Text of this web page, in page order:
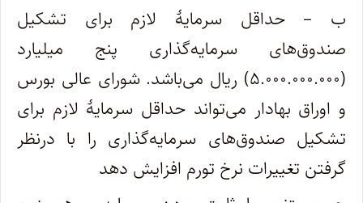
ب – حداقل سرمایۀ لازم برای تشکیل
صندوق‌های سرمایه‌گذاری پنج میلیارد
(۵.۰۰۰.۰۰۰.۰۰۰) ریال می‌باشد. شورای عالی بورس
و اوراق بهادار می‌تواند حداقل سرمایۀ لازم برای
تشکیل صندوق‌های سرمایه‌گذاری را با درنظر
گرفتن تغییرات نرخ تورم افزایش دهد